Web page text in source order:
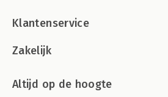
Klantenservice
Zakelijk
Altijd op de hoogte